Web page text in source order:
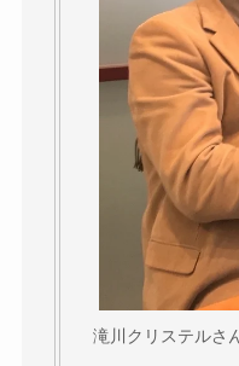
滝川クリステルさ